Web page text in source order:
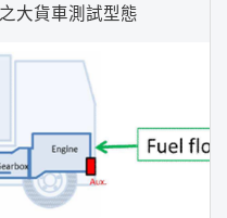
大貨車測試型態